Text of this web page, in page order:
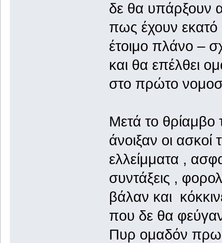
δε θα υπάρξουν
πως έχουν
έτοιμο πλάνο –
και θα επέλθει
στο πρώτο
Μετά το
άνοιξαν οι ασκοί
ελλείμματα ,
συντάξεις ,
βάλαν και
που δε θα
Πυρ ομαδόν